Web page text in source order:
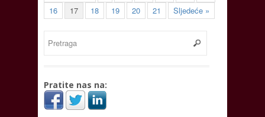
16
17 18 19 20 21 Sljedeće »
Pratite nas na: